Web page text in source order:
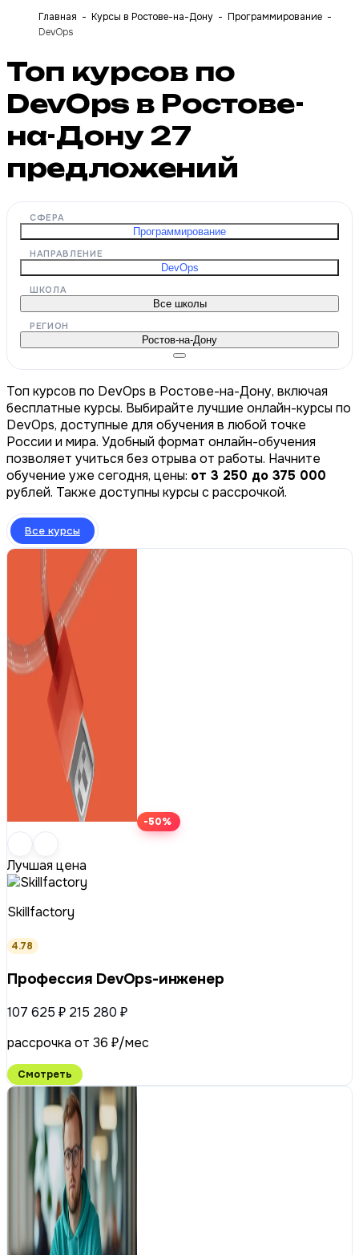
Главная Курсы в Ростове-на-Дону
Программирование
DevOps
Топ курсов по
DevOps в Ростове-
на-Дону 27
предложений
СФЕРА
Программирование
НАПРАВЛЕНИЕ
DevOps
ШКОЛА
Все школы
РЕГИОН
Ростов-на-Дону
Топ курсов по DevOps в Ростове-на-Дону, включая
бесплатные курсы. Выбирайте лучшие онлайн-курсы по
DevOps, доступные для обучения в любой точке
России и мира. Удобный формат онлайн-обучения
позволяет учиться без отрыва от работы. Начните
обучение уже сегодня, цены: от 3 250 до 375 000
рублей. Также доступны курсы с рассрочкой.
Все курсы
-50%
Лучшая цена
Skillfactory
4.78
Профессия DevOps-инженер
107 625 ₽ 215 280 ₽
рассрочка от 36 ₽/мес
Смотреть